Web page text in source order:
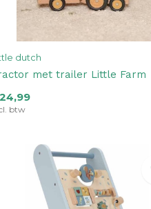
dutch
met trailer Little Farm
btw